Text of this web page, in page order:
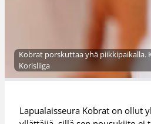
Kobrat porskuttaa yhä piikkipaikalla.
Korisliiga
Lapualaisseura Kobrat on ollut